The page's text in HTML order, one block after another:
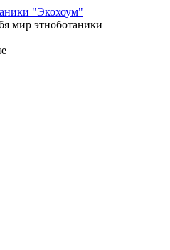
мир этноботаники